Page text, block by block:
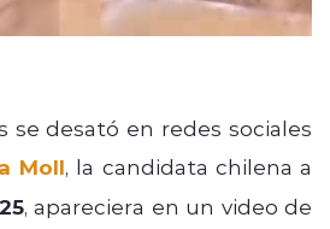
se desató en redes sociales
Moll, la candidata chilena a
, apareciera en un video de